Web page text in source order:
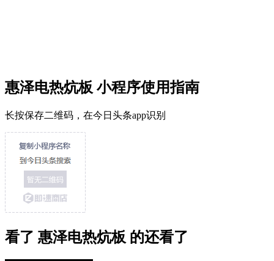
惠泽电热炕板 小程序使用指南
长按保存二维码，在今日头条app识别
看了 惠泽电热炕板 的还看了